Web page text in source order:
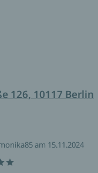
126, 10117 Berlin
am 15.11.2024